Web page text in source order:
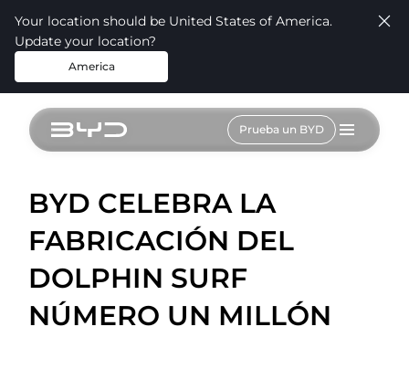
Your location should be United States of America.
Update your location?
America
Prueba un BYD
BYD CELEBRA LA
FABRICACIÓN DEL
DOLPHIN SURF
NÚMERO UN MILLÓN